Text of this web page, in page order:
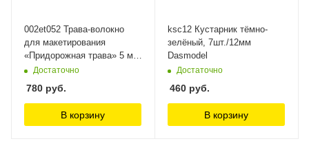
002et052 Трава-волокно
для макетирования
«Придорожная трава» 5 мм.
Morrison
Достаточно
780 руб.
В корзину
ksc12 Кустарник тёмно-
зелёный, 7шт./12мм
Dasmodel
Достаточно
460 руб.
В корзину